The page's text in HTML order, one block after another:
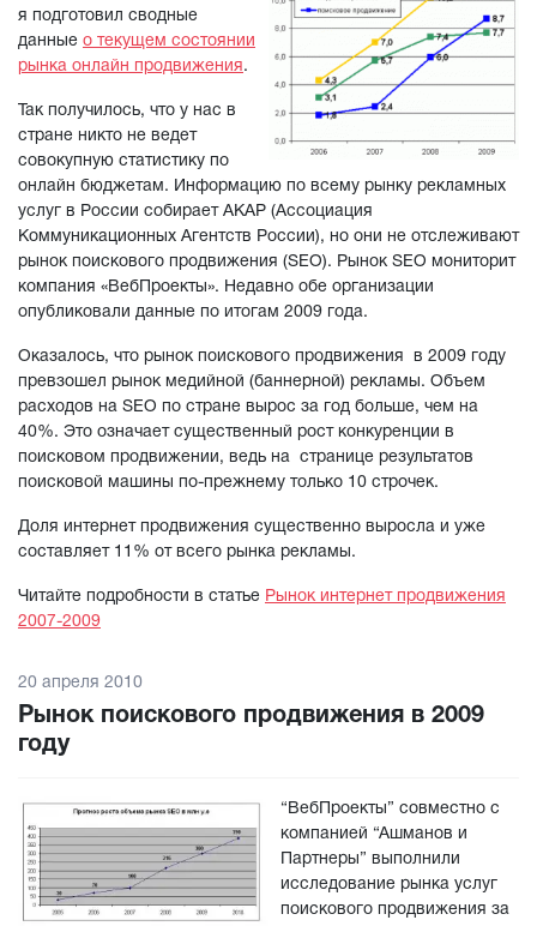
я подготовил сводные
данные о текущем состоянии
рынка онлайн продвижения.
Так получилось, что у нас в
стране никто не ведет
совокупную статистику по
онлайн бюджетам. Информацию по всему рынку рекламных
услуг в России собирает АКАР (Ассоциация
Коммуникационных Агентств России), но они не отслеживают
рынок поискового продвижения (SEO). Рынок SEO мониторит
компания «ВебПроекты». Недавно обе организации
опубликовали данные по итогам 2009 года.
Оказалось, что рынок поискового продвижения в 2009 году
превзошел рынок медийной (баннерной) рекламы. Объем
расходов на SEO по стране вырос за год больше, чем на
40%. Это означает существенный рост конкуренции в
поисковом продвижении, ведь на странице результатов
поисковой машины по-прежнему только 10 строчек.
Доля интернет продвижения существенно выросла и уже
составляет 11% от всего рынка рекламы.
Читайте подробности в статье Рынок интернет продвижения
2007-2009
20 апреля 2010
Рынок поискового продвижения в 2009
году
“ВебПроекты” совместно с
компанией “Ашманов и
Партнеры” выполнили
исследование рынка услуг
поискового продвижения за